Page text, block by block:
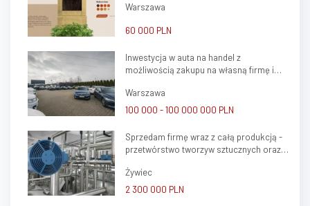
inwestycyjno - finansowe lub
tylko zainteresowany...
Warszawa
60 000 PLN
Inwestycja w auta na handel z
możliwością zakupu na własną firmę i
Warszawa
100 000 - 100 000 000 PLN
Sprzedam firmę wraz z całą produkcją -
przetwórstwo tworzyw sztucznych oraz
Żywiec
2 300 000 PLN